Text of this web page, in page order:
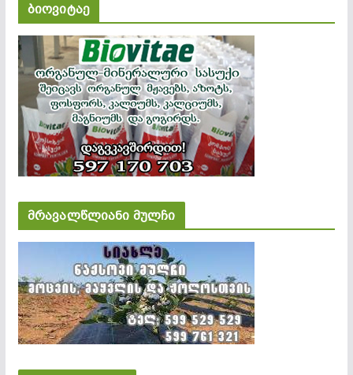
ბიოვიტაე
მრავალწლიანი მულჩი